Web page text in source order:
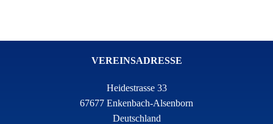
VEREINSADRESSE
Heidestrasse 33
67677 Enkenbach-Alsenborn
Deutschland